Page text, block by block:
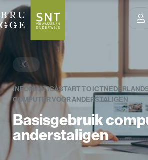
terug
INFORMATICASTART TO ICT
COMPUTER VOOR ANDERSTALIGEN
Basisgebruik
anderstaligen